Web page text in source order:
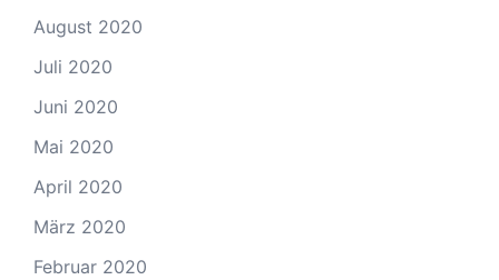
August 2020
Juli 2020
Juni 2020
Mai 2020
April 2020
März 2020
Februar 2020